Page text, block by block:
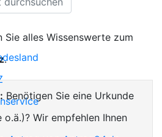
alles Wissenswerte zum
.
Benötigen Sie eine Urkunde
Wir empfehlen Ihnen